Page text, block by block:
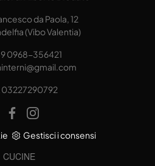
da Paola, 12
(Vibo Valentia)
0968-356421
03227290792
Gestisci i consensi
CUCINE